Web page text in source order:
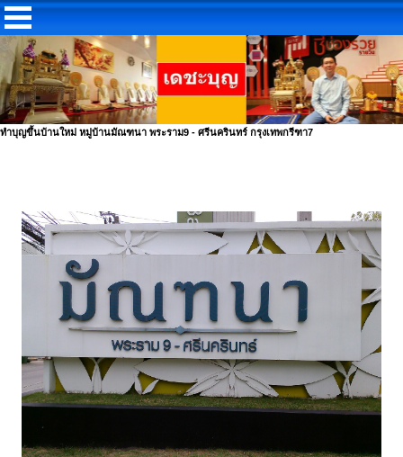
ทำบุญขึ้นบ้านใหม่ หมู่บ้านมัณฑนา พระราม9 - ศรีนครินทร์ กรุงเทพกรีฑา7